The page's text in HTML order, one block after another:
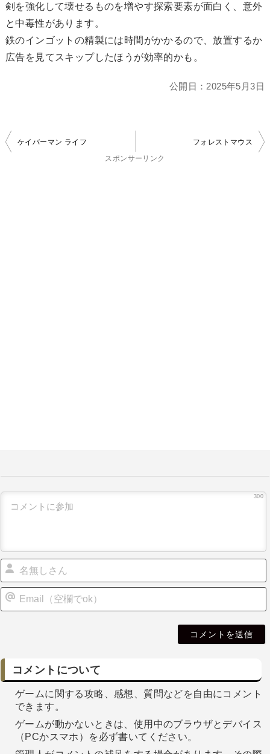
剣を強化して壊せるものを増やす探索要素が面白く、意外
と中毒性があります。
鉄のインゴットの精製には時間がかかるので、放置するか
広告を見てスキップしたほうが効率的かも。
公開日： 2025年5月3日
投
ケイバーマン ライフ
フォレストマウス
スポンサーリンク
300
コメントについて
ゲームに関する攻略、感想、質問などを自由にコメント
できます。
ゲームが動かないときは、使用中のブラウザとデバイス
（PCかスマホ）を必ず書いてください。